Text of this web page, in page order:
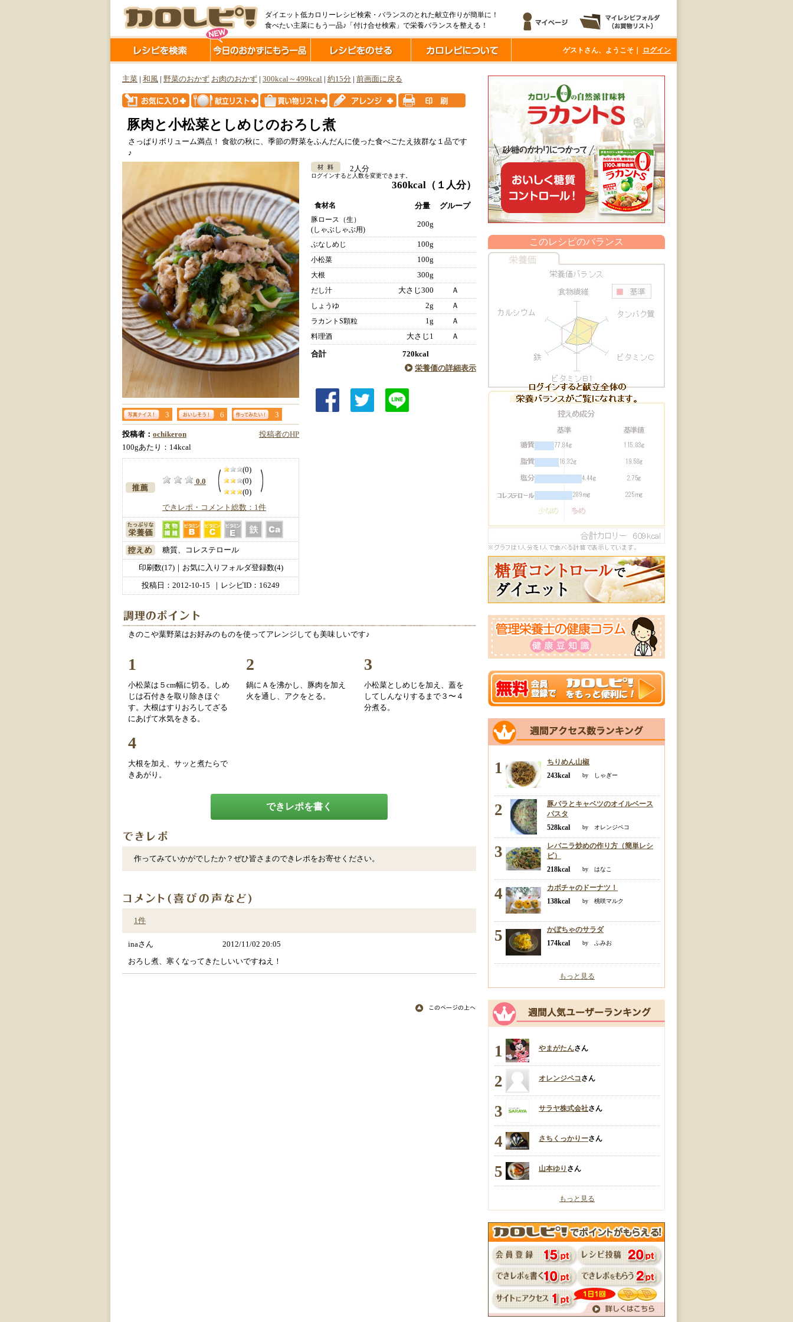
ダイエット低カロリーレシピ検索・バランスのとれた献立作りが簡単に！
食べたい主菜にもう一品♪「付け合せ検索」で栄養バランスを整える！
ゲストさん、ようこそ｜ ログイン
主菜 和風 野菜のおかず お肉のおかず 300kcal～499kcal 約15分 前画面に戻る
豚肉と小松菜としめじのおろし煮
さっぱりボリューム満点！ 食欲の秋に、季節の野菜をふんだんに使った食べごたえ抜群な１品です
♪
3 6 3
投稿者のHP
投稿者： ochikeron
100gあたり：14kcal
0.0
(0)
(0)
(0)
できレポ・コメント総数：1件
糖質、コレステロール
印刷数(17)｜お気に入りフォルダ登録数(4)
投稿日： 2012-10-15 ｜レシピID：16249
2人分
ログインすると人数を変更できます。
360kcal （１人分）
食材名 分量 グループ
豚ロース（生）
(しゃぶしゃぶ用)
200g
ぶなしめじ 100g
小松菜 100g
大根 300g
だし汁 大さじ300 Ａ
しょうゆ 2g Ａ
ラカントS顆粒 1g Ａ
料理酒 大さじ1 Ａ
合計
720kcal
栄養価の詳細表示
きのこや葉野菜はお好みのものを使ってアレンジしても美味しいです♪
1
小松菜は５cm幅に切る。しめ
じは石付きを取り除きほぐ
す。大根はすりおろしてざる
にあげて水気をきる。
2
鍋にＡを沸かし、豚肉を加え
火を通し、アクをとる。
3
小松菜としめじを加え、蓋を
してしんなりするまで３〜４
分煮る。
4
大根を加え、サッと煮たらで
きあがり。
できレポを書く
作ってみていかがでしたか？ぜひ皆さまのできレポをお寄せください。
1件
inaさん 2012/11/02 20:05
おろし煮、寒くなってきたしいいですねえ！
このレシピのバランス
1
ちりめん山椒
243kcal
by しゃぎー
2
豚バラとキャベツのオイルベース
パスタ
528kcal
by オレンジペコ
3
レバニラ炒めの作り方（簡単レシ
ピ）
218kcal
by はなこ
4
カボチャのドーナツ！
138kcal
by 桃咲マルク
5
かぼちゃのサラダ
174kcal
by ふみお
もっと見る
1 やまがたんさん
2 オレンジペコさん
3 サラヤ株式会社さん
4 さちくっかりーさん
5 山本ゆり さん
もっと見る